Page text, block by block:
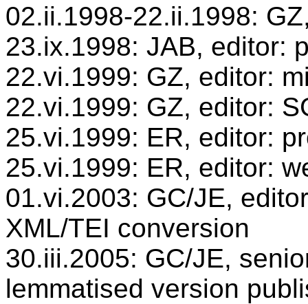
02.ii.1998-22.ii.1998:
23.ix.1998: JAB, editor:
22.vi.1999: GZ, editor:
22.vi.1999: GZ, editor:
25.vi.1999: ER, editor:
25.vi.1999: ER, editor:
01.vi.2003: GC/JE,
XML/TEI conversion
30.iii.2005: GC/JE,
lemmatised version